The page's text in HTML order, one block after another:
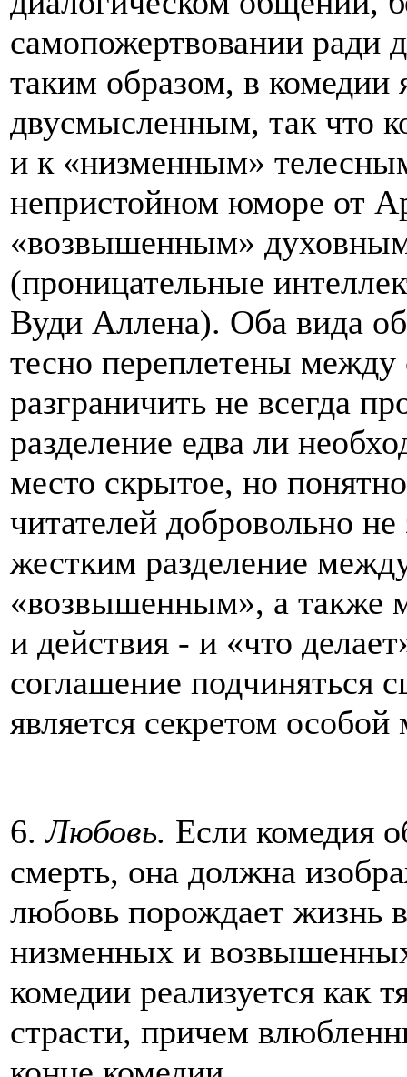
самопожертвовании ради
таким образом, в комедии
двусмысленным, так что
и к «низменным»
непристойном юморе от
«возвышенным»
(проницательные
Вуди Аллена). Оба вида
тесно переплетены между
разграничить не всегда
разделение едва ли
место скрытое, но
читателей добровольно
жестким разделение
«возвышенным», а также
и действия - и «что
соглашение подчиняться
является секретом
6.Любовь. Если комедия
смерть, она должна
любовь порождает жизнь
низменных и
комедии реализуется как
страсти, причем